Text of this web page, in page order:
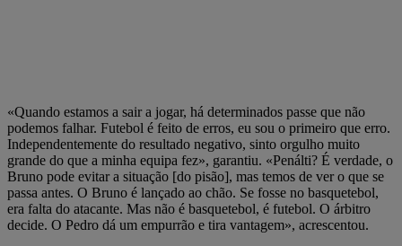
«Quando estamos a sair a jogar, há determinados passe que não
podemos falhar. Futebol é feito de erros, eu sou o primeiro que erro.
Independentemente do resultado negativo, sinto orgulho muito
grande do que a minha equipa fez», garantiu. «Penálti? É verdade, o
Bruno pode evitar a situação [do pisão], mas temos de ver o que se
passa antes. O Bruno é lançado ao chão. Se fosse no basquetebol,
era falta do atacante. Mas não é basquetebol, é futebol. O árbitro
decide. O Pedro dá um empurrão e tira vantagem», acrescentou.